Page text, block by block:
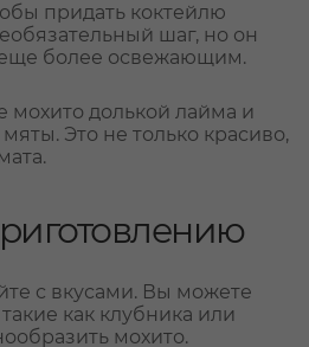
придать коктейлю
шаг, но он
еще более освежающим.
мохито долькой лайма и
Это не только красиво,
с вкусами. Вы можете
как клубника или
мохито.